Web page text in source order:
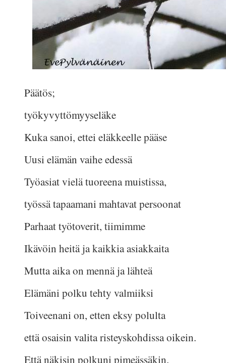
Päätös;
työkyvyttömyyseläke
Kuka sanoi, ettei eläkkeelle pääse
Uusi elämän vaihe edessä
Työasiat vielä tuoreena muistissa,
työssä tapaamani mahtavat persoonat
Parhaat työtoverit, tiimimme
Ikävöin heitä ja kaikkia asiakkaita
Mutta aika on mennä ja lähteä
Elämäni polku tehty valmiiksi
Toiveenani on, etten eksy polulta
että osaisin valita risteyskohdissa oikein.
Että näkisin polkuni pimeässäkin.